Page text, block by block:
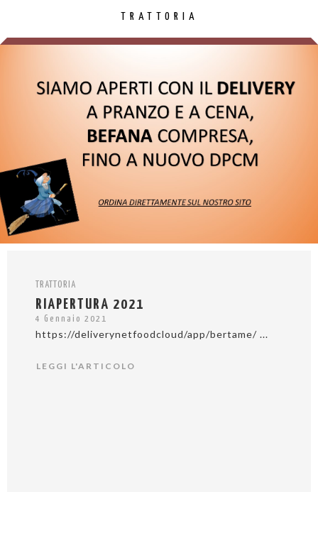
TRATTORIA
TRATTORIA
RIAPERTURA 2021
4 Gennaio 2021
https://deliverynetfoodcloud/app/bertame/ ...
LEGGI L'ARTICOLO